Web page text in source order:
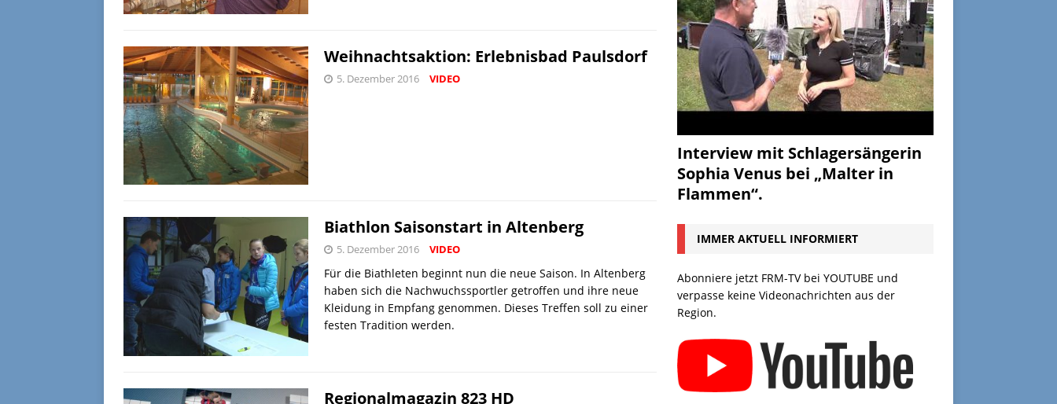
Weihnachtsaktion: Erlebnisbad Paulsdorf
5. Dezember 2016 VIDEO
Biathlon Saisonstart in Altenberg
5. Dezember 2016 VIDEO
Für die Biathleten beginnt nun die neue Saison. In Altenberg
haben sich die Nachwuchssportler getroffen und ihre neue
Kleidung in Empfang genommen. Dieses Treffen soll zu einer
festen Tradition werden.
Regionalmagazin 823 HD
Interview mit Schlagersängerin
Sophia Venus bei „Malter in
Flammen“.
IMMER AKTUELL INFORMIERT
Abonniere jetzt FRM-TV bei YOUTUBE und
verpasse keine Videonachrichten aus der
Region.